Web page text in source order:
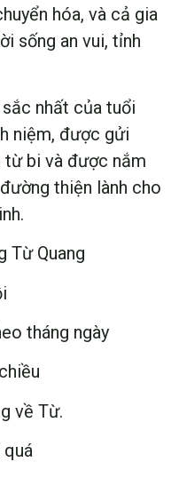
hóa, và cả gia
sống an vui, tỉnh
nhất của tuổi
niệm, được gửi
từ bi và được nắm
thiện lành cho
Từ Quang
tháng ngày
về Từ.